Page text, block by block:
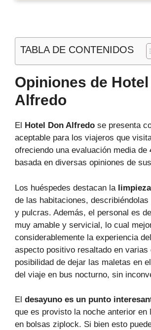
TABLA DE CONTENIDOS
Opiniones de
Alfredo
El Hotel Don Alfredo se presenta
aceptable para los viajeros que
ofreciendo una evaluación media de
basada en diversas opiniones de
Los huéspedes destacan la
de las habitaciones, describiéndolas
y pulcras. Además, el personal es
muy amable y servicial, lo cual
considerablemente la experiencia
aspecto positivo resaltado en varias
posibilidad de dejar las maletas en
del viaje en bus nocturno, sin
El desayuno es un punto
que es provisto la noche anterior en
en bolsas ziplock. Si bien esto